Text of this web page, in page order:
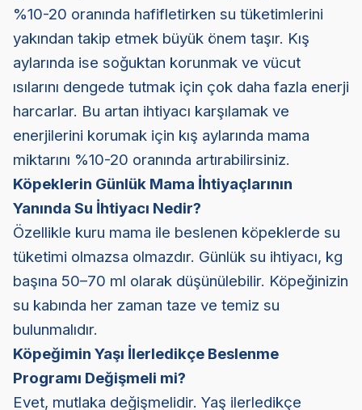
%10-20 oranında hafifletirken su tüketimlerini
yakından takip etmek büyük önem taşır. Kış
aylarında ise soğuktan korunmak ve vücut
ısılarını dengede tutmak için çok daha fazla enerji
harcarlar. Bu artan ihtiyacı karşılamak ve
enerjilerini korumak için kış aylarında mama
miktarını %10-20 oranında artırabilirsiniz.
Köpeklerin Günlük Mama İhtiyaçlarının
Yanında Su İhtiyacı Nedir?
Özellikle kuru mama ile beslenen köpeklerde su
tüketimi olmazsa olmazdır. Günlük su ihtiyacı, kg
başına 50–70 ml olarak düşünülebilir. Köpeğinizin
su kabında her zaman taze ve temiz su
bulunmalıdır.
Köpeğimin Yaşı İlerledikçe Beslenme
Programı Değişmeli mi?
Evet, mutlaka değişmelidir. Yaş ilerledikçe